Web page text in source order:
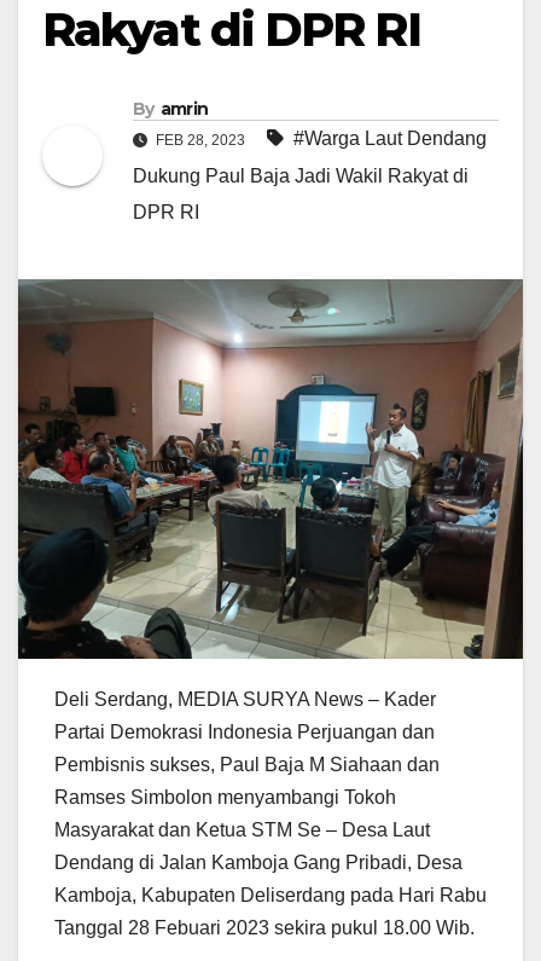
Rakyat di DPR RI
By amrin
FEB 28, 2023
#Warga Laut Dendang
Dukung Paul Baja Jadi Wakil Rakyat di
DPR RI
Deli Serdang, MEDIA SURYA News – Kader
Partai Demokrasi Indonesia Perjuangan dan
Pembisnis sukses, Paul Baja M Siahaan dan
Ramses Simbolon menyambangi Tokoh
Masyarakat dan Ketua STM Se – Desa Laut
Dendang di Jalan Kamboja Gang Pribadi, Desa
Kamboja, Kabupaten Deliserdang pada Hari Rabu
Tanggal 28 Febuari 2023 sekira pukul 18.00 Wib.